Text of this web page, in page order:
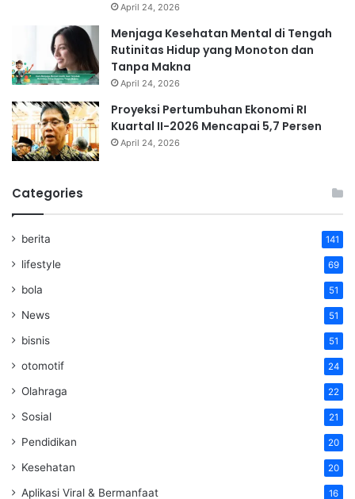
April 24, 2026
Menjaga Kesehatan Mental di Tengah
Rutinitas Hidup yang Monoton dan
Tanpa Makna
April 24, 2026
Proyeksi Pertumbuhan Ekonomi RI
Kuartal II-2026 Mencapai 5,7 Persen
April 24, 2026
Categories
berita 141
lifestyle 69
bola 51
News 51
bisnis 51
otomotif 24
Olahraga 22
Sosial 21
Pendidikan 20
Kesehatan 20
Aplikasi Viral & Bermanfaat 16